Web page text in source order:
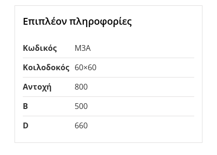
Επιπλέον πληροφορίες
Κωδικός
M3A
Κοιλοδοκός 60×60
Αντοχή
800
B
500
D
660